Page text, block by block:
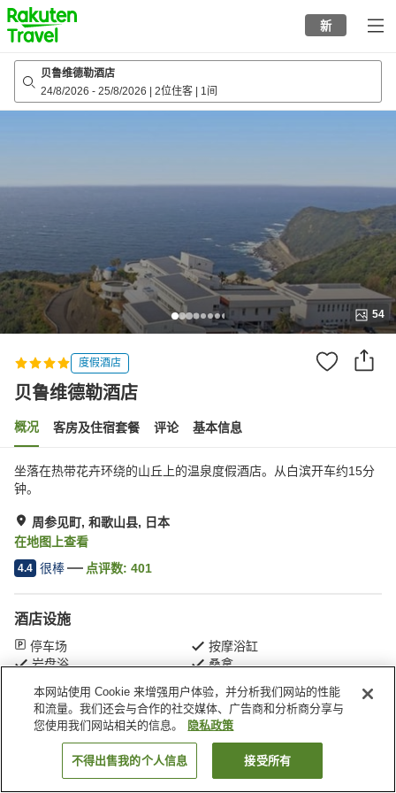
to
top
page
新
贝鲁维德勒酒店
24/8/2026 - 25/8/2026 2位住客 1间
54
度假酒店
贝鲁维德勒酒店
概况 客房及住宿套餐 评论 基本信息
坐落在热带花卉环绕的山丘上的温泉度假酒店。从白滨开车约15分
钟。
周参见町, 和歌山县, 日本
在地图上查看
4.4 很棒 点评数: 401
酒店设施
停车场
按摩浴缸
岩盘浴
桑拿
首页 日本 和歌山县 周参见町 贝鲁维德勒酒店
搜索客房
本网站使用 Cookie 来增强用户体验，并分析我们网站的性能
和流量。我们还会与合作的社交媒体、广告商和分析商分享与
您使用我们网站相关的信息。
隐私政策
不得出售我的个人信息 接受所有